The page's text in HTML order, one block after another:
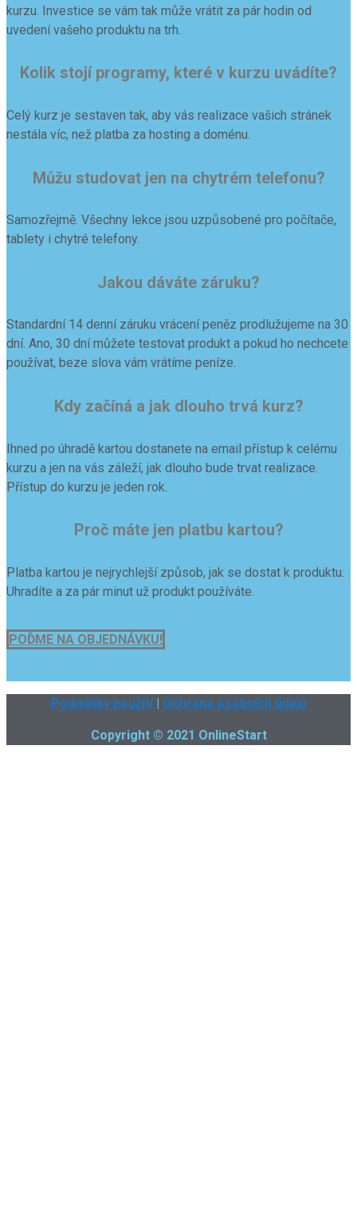
kurzu. Investice se vám tak může vrátit za pár hodin od
uvedení vašeho produktu na trh.
Kolik stojí programy, které v kurzu uvádíte?
Celý kurz je sestaven tak, aby vás realizace vašich stránek
nestála víc, než platba za hosting a doménu.
Můžu studovat jen na chytrém telefonu?
Samozřejmě. Všechny lekce jsou uzpůsobené pro počítače,
tablety i chytré telefony.
Jakou dáváte záruku?
Standardní 14 denní záruku vrácení peněz prodlužujeme na 30
dní. Ano, 30 dní můžete testovat produkt a pokud ho nechcete
používat, beze slova vám vrátíme peníze.
Kdy začíná a jak dlouho trvá kurz?
Ihned po úhradě kartou dostanete na email přístup k celému
kurzu a jen na vás záleží, jak dlouho bude trvat realizace.
Přístup do kurzu je jeden rok.
Proč máte jen platbu kartou?
Platba kartou je nejrychlejší způsob, jak se dostat k produktu.
Uhradíte a za pár minut už produkt používáte.
POĎME NA OBJEDNÁVKU!
Podmínky použití| Ochrana osobních údajů
Copyright © 2021 OnlineStart